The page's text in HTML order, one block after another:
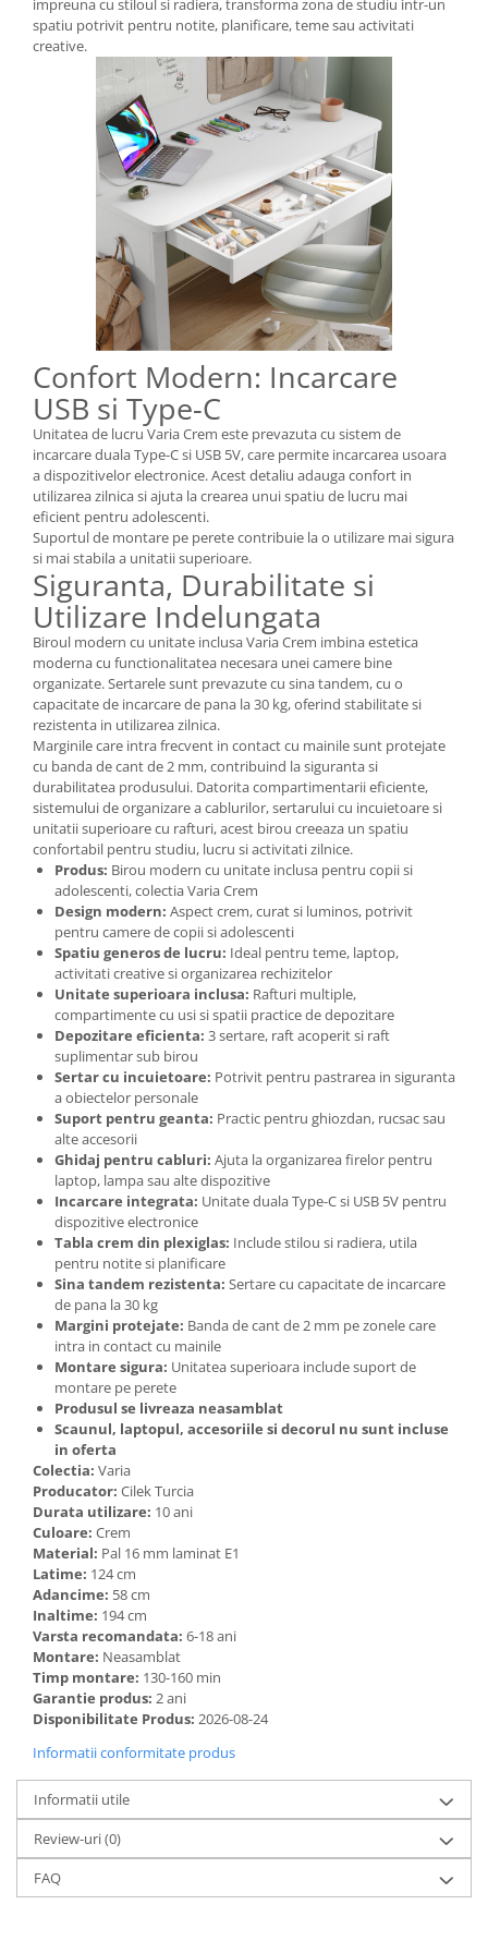
impreuna cu stiloul si radiera, transforma zona de studiu intr-un
spatiu potrivit pentru notite, planificare, teme sau activitati
creative.
Confort Modern: Incarcare
USB si Type-C
Unitatea de lucru Varia Crem este prevazuta cu sistem de
incarcare duala Type-C si USB 5V, care permite incarcarea usoara
a dispozitivelor electronice. Acest detaliu adauga confort in
utilizarea zilnica si ajuta la crearea unui spatiu de lucru mai
eficient pentru adolescenti.
Suportul de montare pe perete contribuie la o utilizare mai sigura
si mai stabila a unitatii superioare.
Siguranta, Durabilitate si
Utilizare Indelungata
Biroul modern cu unitate inclusa Varia Crem imbina estetica
moderna cu functionalitatea necesara unei camere bine
organizate. Sertarele sunt prevazute cu sina tandem, cu o
capacitate de incarcare de pana la 30 kg, oferind stabilitate si
rezistenta in utilizarea zilnica.
Marginile care intra frecvent in contact cu mainile sunt protejate
cu banda de cant de 2 mm, contribuind la siguranta si
durabilitatea produsului. Datorita compartimentarii eficiente,
sistemului de organizare a cablurilor, sertarului cu incuietoare si
unitatii superioare cu rafturi, acest birou creeaza un spatiu
confortabil pentru studiu, lucru si activitati zilnice.
Produs: Birou modern cu unitate inclusa pentru copii si
adolescenti, colectia Varia Crem
Design modern: Aspect crem, curat si luminos, potrivit
pentru camere de copii si adolescenti
Spatiu generos de lucru: Ideal pentru teme, laptop,
activitati creative si organizarea rechizitelor
Unitate superioara inclusa: Rafturi multiple,
compartimente cu usi si spatii practice de depozitare
Depozitare eficienta: 3 sertare, raft acoperit si raft
suplimentar sub birou
Sertar cu incuietoare: Potrivit pentru pastrarea in siguranta
a obiectelor personale
Suport pentru geanta: Practic pentru ghiozdan, rucsac sau
alte accesorii
Ghidaj pentru cabluri: Ajuta la organizarea firelor pentru
laptop, lampa sau alte dispozitive
Incarcare integrata: Unitate duala Type-C si USB 5V pentru
dispozitive electronice
Tabla crem din plexiglas: Include stilou si radiera, utila
pentru notite si planificare
Sina tandem rezistenta: Sertare cu capacitate de incarcare
de pana la 30 kg
Margini protejate: Banda de cant de 2 mm pe zonele care
intra in contact cu mainile
Montare sigura: Unitatea superioara include suport de
montare pe perete
Produsul se livreaza neasamblat
Scaunul, laptopul, accesoriile si decorul nu sunt incluse
in oferta
Colectia: Varia
Producator: Cilek Turcia
Durata utilizare: 10 ani
Culoare: Crem
Material: Pal 16 mm laminat E1
Latime: 124 cm
Adancime: 58 cm
Inaltime: 194 cm
Varsta recomandata: 6-18 ani
Montare: Neasamblat
Timp montare: 130-160 min
Garantie produs: 2 ani
Disponibilitate Produs: 2026-08-24
Informatii conformitate produs
Informatii utile
Review-uri(0)
FAQ